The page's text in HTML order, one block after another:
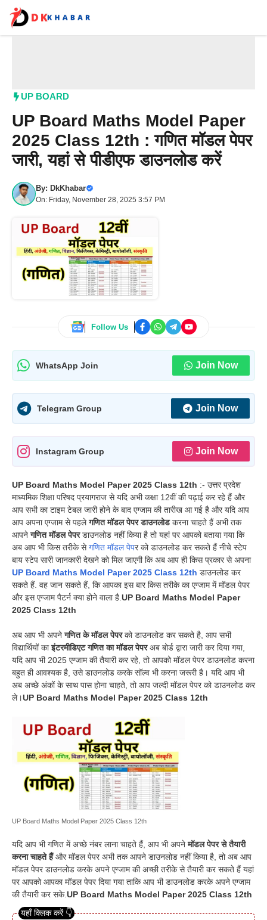
content
UP BOARD
UP Board Maths Model Paper
2025 Class 12th : गणित मॉडल पेपर
जारी, यहां से पीडीएफ डाउनलोड करें
By: DkKhabar
On: Friday, November 28, 2025 3:57 PM
Follow Us
WhatsApp Join Join Now
Telegram Group Join Now
Instagram Group Join Now
UP Board Maths Model Paper 2025 Class 12th :- उत्तर प्रदेश
माध्यमिक शिक्षा परिषद प्रयागराज से यदि अभी कक्षा 12वीं की पढ़ाई कर रहे हैं और
आप सभी का टाइम टेबल जारी होने के बाद एग्जाम की तारीख आ गई है और यदि आप
आप अपना एग्जाम से पहलेगणित मॉडल पेपर डाउनलोडकरना चाहते हैं अभी तक
आपनेगणित मॉडल पेपरडाउनलोड नहीं किया है तो यहां पर आपको बताया गया कि
अब आप भी किस तरीके सेगणित मॉडल पेपर को डाउनलोड कर सकते हैं नीचे स्टेप
बाय स्टेप सारी जानकारी देखने को मिल जाएगी कि अब आप ही किस प्रकार से अपना
UP Board Maths Model Paper 2025 Class 12th डाउनलोड कर
सकते हैं. वह जान सकते हैं, कि आपका इस बार किस तरीके का एग्जाम में मॉडल पेपर
और इस एग्जाम पैटर्न क्या होने वाला है. UP Board Maths Model Paper
2025 Class 12th
अब आप भी अपनेगणित के मॉडल पेपरको डाउनलोड कर सकते है, आप सभी
विद्यार्थियों काइंटरमीडिएट गणित का मॉडल पेपरअब बोर्ड द्वारा जारी कर दिया गया,
यदि आप भी 2025 एग्जाम की तैयारी कर रहे, तो आपको मॉडल पेपर डाउनलोड करना
बहुत ही आवश्यक है, उसे डाउनलोड करके सॉल्व भी करना जरूरी है। यदि आप भी
अब अच्छे अंकों के साथ पास होना चाहते, तो आप जल्दी मॉडल पेपर को डाउनलोड कर
ले।UP Board Maths Model Paper 2025 Class 12th
UP Board Maths Model Paper 2025 Class 12th
यदि आप भी गणित में अच्छे नंबर लाना चाहते हैं, आप भी अपनेमॉडल पेपर से तैयारी
करना चाहते हैंऔर मॉडल पेपर अभी तक आपने डाउनलोड नहीं किया है, तो अब आप
मॉडल पेपर डाउनलोड करके अपने एग्जाम की अच्छी तरीके से तैयारी कर सकते हैं यहां
पर आपको आपका मॉडल पेपर दिया गया ताकि आप भी डाउनलोड करके अपने एग्जाम
की तैयारी कर सके.UP Board Maths Model Paper 2025 Class 12th